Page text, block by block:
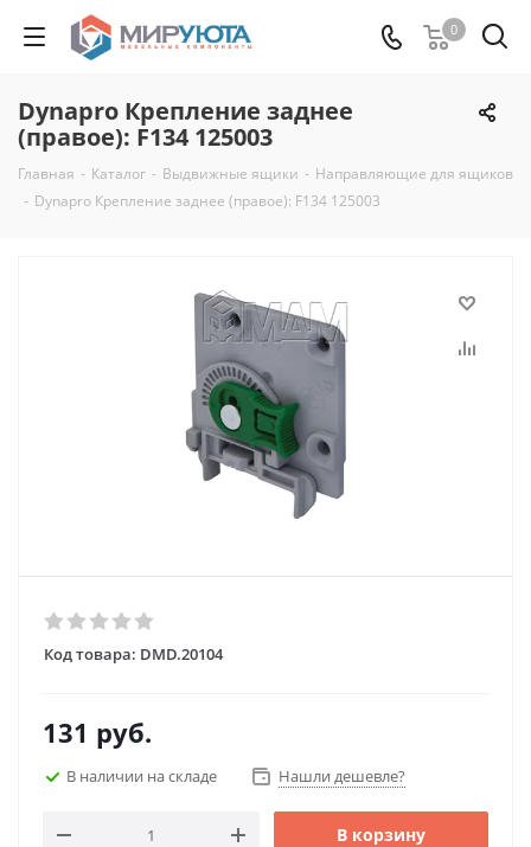
0
Dynapro Крепление заднее
(правое): F134 125003
Главная - Каталог - Выдвижные ящики - Направляющие для ящиков
- Dynapro Крепление заднее (правое): F134 125003
Код товара: DMD.20104
131 руб.
В наличии на складе Нашли дешевле?
В корзину